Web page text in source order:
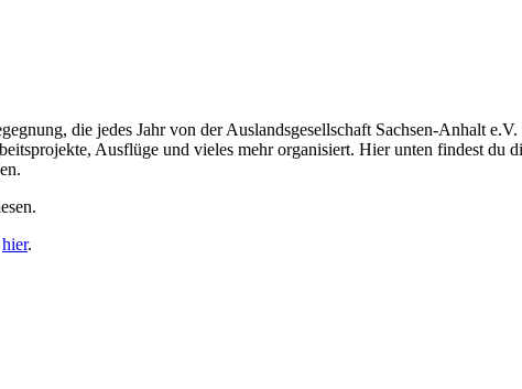
die jedes Jahr von der Auslandsgesellschaft Sachsen-Anhalt
Ausflüge und vieles mehr organisiert. Hier unten findest du
hier.